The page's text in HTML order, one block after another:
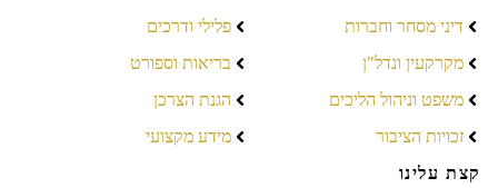
דיני מסחר וחברות
מקרקעין ונדל"ן
משפט וניהול הליכים
זכויות הציבור
פלילי ודרכים
בריאות וספורט
הגנת הצרכן
מידע מקצועי
קצת עלינו